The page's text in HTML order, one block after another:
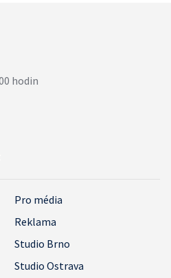
Pro média
Reklama
Studio Brno
Studio Ostrava